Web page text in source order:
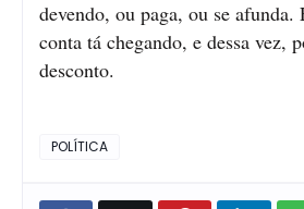
devendo, ou paga, ou se
conta tá chegando, e dessa vez,
desconto.
POLÍTICA